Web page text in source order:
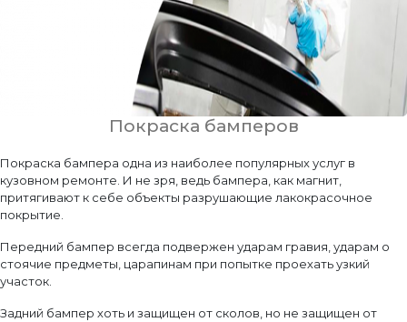
Покраска бамперов
Покраска бампера одна из наиболее популярных услуг в
кузовном ремонте. И не зря, ведь бампера, как магнит,
притягивают к себе объекты разрушающие лакокрасочное
покрытие.
Передний бампер всегда подвержен ударам гравия, ударам о
стоячие предметы, царапинам при попытке проехать узкий
участок.
Задний бампер хоть и защищен от сколов, но не защищен от